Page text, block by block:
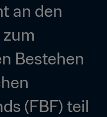
an den
Bestehen
(FBF) teil